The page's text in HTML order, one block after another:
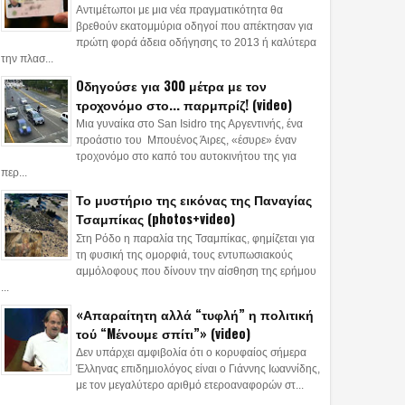
Αντιμέτωποι με μια νέα πραγματικότητα θα
βρεθούν εκατομμύρια οδηγοί που απέκτησαν για
πρώτη φορά άδεια οδήγησης το 2013 ή καλύτερα
την πλασ...
Oδηγούσε για 300 μέτρα με τον
τροχονόμο στο... παρμπρίζ! (video)
Μια γυναίκα στο San Isidro της Αργεντινής, ένα
προάστιο του Μπουένος Άιρες, «έσυρε» έναν
τροχονόμο στο καπό του αυτοκινήτου της για
περ...
Το μυστήριο της εικόνας της Παναγίας
Τσαμπίκας (photos+video)
Στη Ρόδο η παραλία της Τσαμπίκας, φημίζεται για
τη φυσική της ομορφιά, τους εντυπωσιακούς
αμμόλοφους που δίνουν την αίσθηση της ερήμου
«Απαραίτητη αλλά “τυφλή” η πολιτική
τού “Mένουμε σπίτι”» (video)
Δεν υπάρχει αμφιβολία ότι ο κορυφαίος σήμερα
Έλληνας επιδημιολόγος είναι ο Γιάννης Ιωαννίδης,
με τον μεγαλύτερο αριθμό ετεροαναφορών στ...